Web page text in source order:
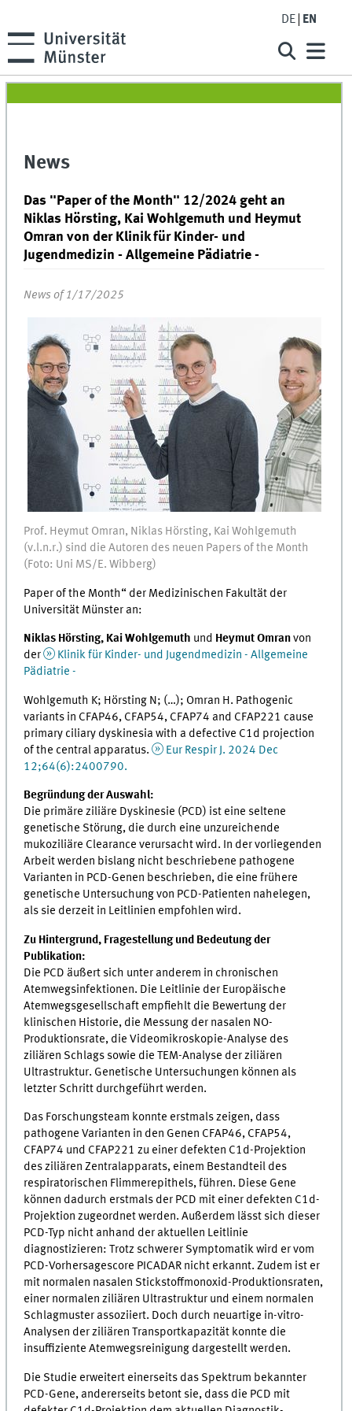
DE EN
News
Das "Paper of the Month" 12/2024 geht an
Niklas Hörsting, Kai Wohlgemuth und Heymut
Omran von der Klinik für Kinder- und
Jugendmedizin - Allgemeine Pädiatrie -
News of 1/17/2025
Prof. Heymut Omran, Niklas Hörsting, Kai Wohlgemuth
(v.l.n.r.) sind die Autoren des neuen Papers of the Month
(Foto: Uni MS/E. Wibberg)
Paper of the Month“ der Medizinischen Fakultät der
Universität Münster an:
Niklas Hörsting, Kai Wohlgemuth und Heymut Omranvon
der
Klinik für Kinder- und Jugendmedizin - Allgemeine
Pädiatrie -
Wohlgemuth K; Hörsting N; (…); Omran H. Pathogenic
variants in CFAP46, CFAP54, CFAP74 and CFAP221 cause
primary ciliary dyskinesia with a defective C1d projection
of the central apparatus.
Eur Respir J. 2024 Dec
12;64(6):2400790.
Begründung der Auswahl:
Die primäre ziliäre Dyskinesie (PCD) ist eine seltene
genetische Störung, die durch eine unzureichende
mukoziliäre Clearance verursacht wird. In der vorliegenden
Arbeit werden bislang nicht beschriebene pathogene
Varianten in PCD-Genen beschrieben, die eine frühere
genetische Untersuchung von PCD-Patienten nahelegen,
als sie derzeit in Leitlinien empfohlen wird.
Zu Hintergrund, Fragestellung und Bedeutung der
Publikation:
Die PCD äußert sich unter anderem in chronischen
Atemwegsinfektionen. Die Leitlinie der Europäische
Atemwegsgesellschaft empfiehlt die Bewertung der
klinischen Historie, die Messung der nasalen NO-
Produktionsrate, die Videomikroskopie-Analyse des
ziliären Schlags sowie die TEM-Analyse der ziliären
Ultrastruktur. Genetische Untersuchungen können als
letzter Schritt durchgeführt werden.
Das Forschungsteam konnte erstmals zeigen, dass
pathogene Varianten in den Genen CFAP46, CFAP54,
CFAP74 und CFAP221 zu einer defekten C1d-Projektion
des ziliären Zentralapparats, einem Bestandteil des
respiratorischen Flimmerepithels, führen. Diese Gene
können dadurch erstmals der PCD mit einer defekten C1d-
Projektion zugeordnet werden. Außerdem lässt sich dieser
PCD-Typ nicht anhand der aktuellen Leitlinie
diagnostizieren: Trotz schwerer Symptomatik wird er vom
PCD-Vorhersagescore PICADAR nicht erkannt. Zudem ist er
mit normalen nasalen Stickstoffmonoxid-Produktionsraten,
einer normalen ziliären Ultrastruktur und einem normalen
Schlagmuster assoziiert. Doch durch neuartige in-vitro-
Analysen der ziliären Transportkapazität konnte die
insuffiziente Atemwegsreinigung dargestellt werden.
Die Studie erweitert einerseits das Spektrum bekannter
PCD-Gene, andererseits betont sie, dass die PCD mit